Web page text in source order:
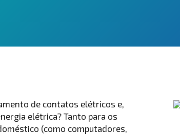
de contatos elétricos e,
elétrica? Tanto para os
(como computadores,